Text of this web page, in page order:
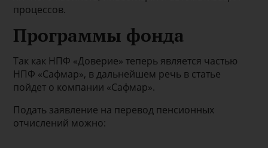
процессов.
Программы фонда
Так как НПФ «Доверие» теперь является частью
НПФ «Сафмар», в дальнейшем речь в статье
пойдет о компании «Сафмар».
Подать заявление на перевод пенсионных
отчислений можно: